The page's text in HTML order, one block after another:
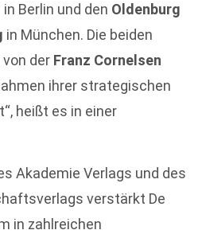
in Berlin und den Oldenburg
in München. Die beiden
der Franz Cornelsen
ihrer strategischen
heißt es in einer
Akademie Verlags und des
verstärkt De
in zahlreichen